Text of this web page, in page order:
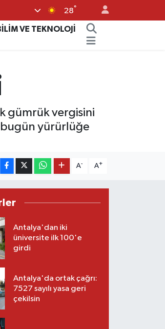
28°
VE TEKNOLOJİ
gümrük vergisini
bugün yürürlüğe
A- A+
Antalya'dan iki
üniversite ilk 100'e
girdi
Antalya'da ortak çağrı:
7527 sayılı yasa geri
çekilsin